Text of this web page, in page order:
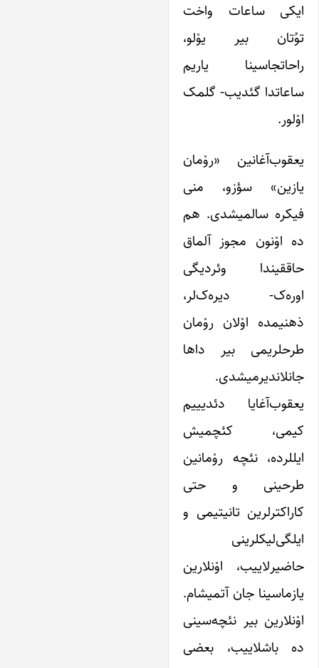
ایکی ساعات واخت
توُتان بیر یوْلو،
راحاتجاسینا یاریم
ساعاتدا گئدیب- گلمک
اوْلور.
یعقوب‌آغانین «روْمان‌
یازین» سؤزو، منی
فیکره سالمیشدی. هم
ده اوْنون مجوز آلماق
حاققیندا وئردیگی
اوره‌ک- دیره‌ک‌لر،
ذهنیمده اوْلان روْمان
طرحلریمی بیر داها
جانلاندیرمیشدی.
یعقوب‌آغایا دئدیییم
کیمی، کئچمیش
ایللرده، نئچه روْمانین
طرحینی و حتی
کاراکترلرین تانیتیمی و
ایلگی‌لیکلرینی
حاضیرلاییب، اوْنلارین
یازماسینا جان آتمیشام.
اوْنلارین بیر نئچه‌سینی
ده باشلاییب، بعضی